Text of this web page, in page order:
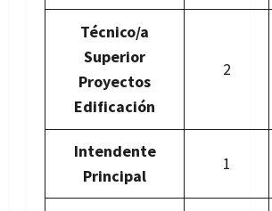
Técnico/a
Superior
Proyectos
Edificación
2
Intendente
Principal
1